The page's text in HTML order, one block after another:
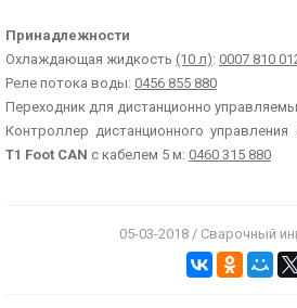
Принадлежности
Охлаждающая жидкость (10 л): 0007 810
Реле потока воды: 0456 855 880
Переходник для дистанционно
Контроллер дистанционного
Т1 Foot CAN с кабелем 5 м: 0460 315 880
05-03-2018 / Сварочный